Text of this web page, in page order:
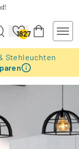
1827
Stehleuchten